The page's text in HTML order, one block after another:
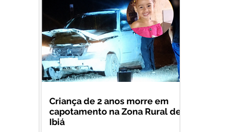
Criança de 2 anos morre em
capotamento na Zona Rural de
Ibiá